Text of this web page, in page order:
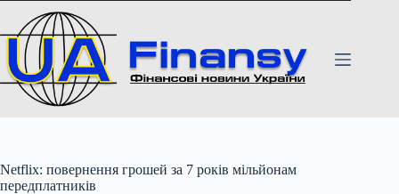
вмісту
Netflix: повернення грошей за 7 років мільйонам
передплатників